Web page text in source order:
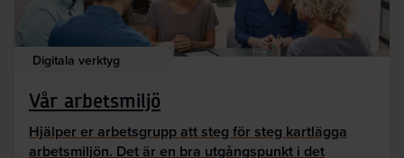
Digitala verktyg
Vår arbetsmiljö
Hjälper er arbetsgrupp att steg för steg kartlägga
arbetsmiljön. Det är en bra utgångspunkt i det